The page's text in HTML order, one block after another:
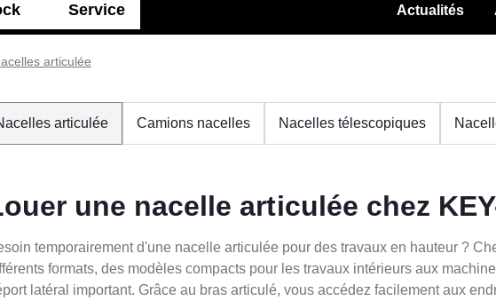
Service Actualités
articulée
articulée Camions nacelles Nacelles télescopiques
une nacelle articulée chez
temporairement d'une nacelle articulée pour des travaux en hauteur ?
formats, des modèles compacts pour les travaux intérieurs aux
latéral important. Grâce au bras articulé, vous accédez facilement aux